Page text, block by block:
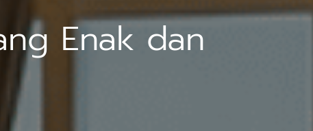
Enak dan